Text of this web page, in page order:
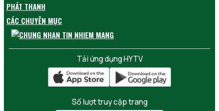
PHÁT THANH
CÁC CHUYÊN MỤC
Tải ứng dụng HYTV
Số lượt truy cập trang